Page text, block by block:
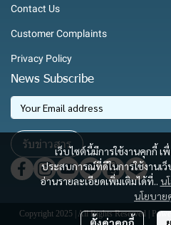
เว็บไซต์นี้มีการใช้งานคุกกี้
ประสบการณ์ที่ดีในการใช้งานเ
อ่านรายละเอียดเพิ่มเติมได้ที่.. น
นโยบาย
ตั้งค่าคุกกี้
Contact Us
Customer Complaints
Privacy Policy
News Subscribe
รับข่าวสาร
Copyright 2025 | All Rights Reserved |